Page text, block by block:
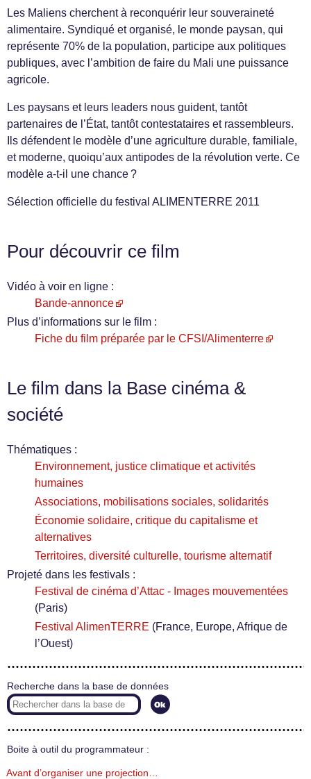
Les Maliens cherchent à reconquérir leur souveraineté
alimentaire. Syndiqué et organisé, le monde paysan, qui
représente 70% de la population, participe aux politiques
publiques, avec l’ambition de faire du Mali une puissance
agricole.
Les paysans et leurs leaders nous guident, tantôt
partenaires de l’État, tantôt contestataires et rassembleurs.
Ils défendent le modèle d’une agriculture durable, familiale,
et moderne, quoiqu’aux antipodes de la révolution verte. Ce
modèle a-t-il une chance ?
Sélection officielle du festival ALIMENTERRE 2011
Pour découvrir ce film
Vidéo à voir en ligne :
Bande-annonce
Plus d’informations sur le film :
Fiche du film préparée par le CFSI/Alimenterre
Le film dans la Base cinéma &
société
Thématiques :
Environnement, justice climatique et activités
humaines
Associations, mobilisations sociales, solidarités
Économie solidaire, critique du capitalisme et
alternatives
Territoires, diversité culturelle, tourisme alternatif
Projeté dans les festivals :
Festival de cinéma d’Attac - Images mouvementées
(Paris)
Festival AlimenTERRE (France, Europe, Afrique de
l’Ouest)
Recherche dans la base de données
Boite à outil du programmateur :
Avant d’organiser une projection…